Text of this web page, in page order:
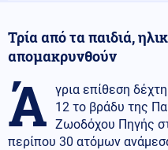
Τρία από τα παιδιά,
απομακρυνθούν
Ά γρια επίθεση
12 το βράδυ της
Ζωοδόχου Πηγής
περίπου 30 ατόμων